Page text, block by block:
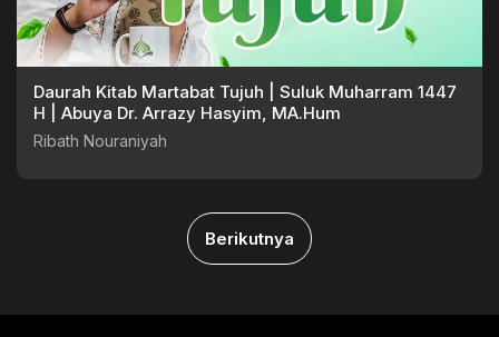
Daurah Kitab Martabat Tujuh | Suluk Muharram 1447
H | Abuya Dr. Arrazy Hasyim, MA.Hum
Ribath Nouraniyah
Berikutnya